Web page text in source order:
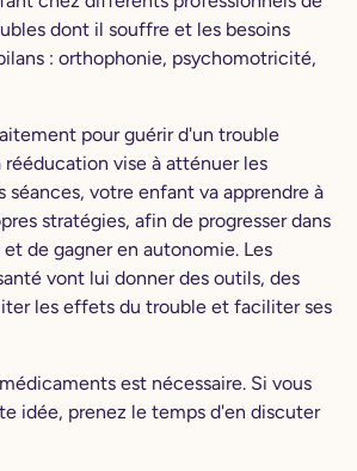
dont il souffre et les besoins
: orthophonie, psychomotricité,
pour guérir d'un trouble
rééducation vise à atténuer les
séances, votre enfant va apprendre à
stratégies, afin de progresser dans
et de gagner en autonomie. Les
vont lui donner des outils, des
les effets du trouble et faciliter ses
est nécessaire. Si vous
idée, prenez le temps d'en discuter